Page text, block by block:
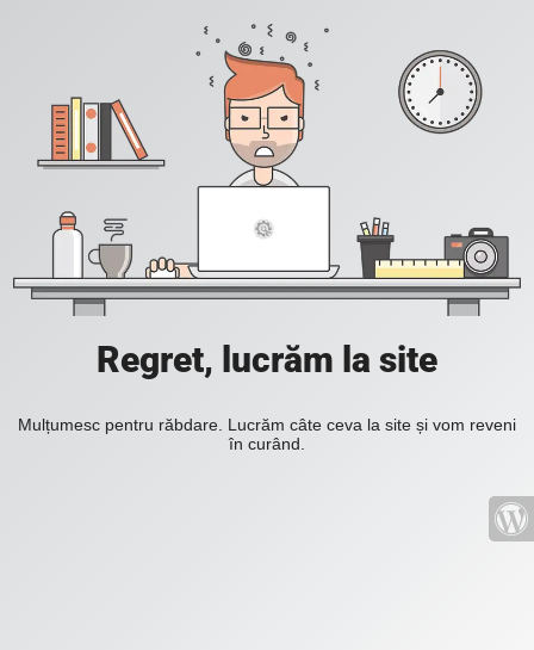
Regret, lucrăm la site
Mulțumesc pentru răbdare. Lucrăm câte ceva la site și vom reveni
în curând.